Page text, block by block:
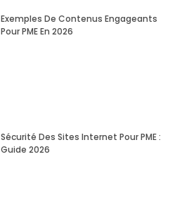
Exemples De Contenus Engageants
Pour PME En 2026
Sécurité Des Sites Internet Pour PME :
Guide 2026